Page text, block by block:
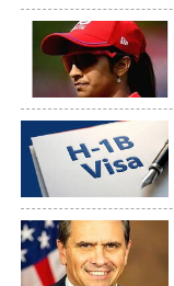
ഏർപ്പെട്ടിരിക്കുന്ന
കുട്ടികൾ